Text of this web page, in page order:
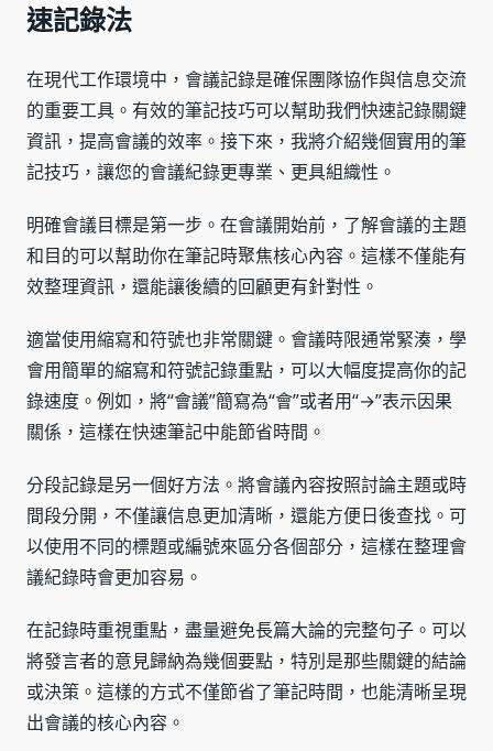
速記錄法
在現代工作環境中，會議記錄是確保團隊協作與信息交流
的重要工具。有效的筆記技巧可以幫助我們快速記錄關鍵
資訊，提高會議的效率。接下來，我將介紹幾個實用的筆
記技巧，讓您的會議紀錄更專業、更具組織性。
明確會議目標是第一步。在會議開始前，了解會議的主題
和目的可以幫助你在筆記時聚焦核心內容。這樣不僅能有
效整理資訊，還能讓後續的回顧更有針對性。
適當使用縮寫和符號也非常關鍵。會議時限通常緊湊，學
會用簡單的縮寫和符號記錄重點，可以大幅度提高你的記
錄速度。例如，將“會議”簡寫為“會”或者用“→”表示因果
關係，這樣在快速筆記中能節省時間。
分段記錄是另一個好方法。將會議內容按照討論主題或時
間段分開，不僅讓信息更加清晰，還能方便日後查找。可
以使用不同的標題或編號來區分各個部分，這樣在整理會
議紀錄時會更加容易。
在記錄時重視重點，盡量避免長篇大論的完整句子。可以
將發言者的意見歸納為幾個要點，特別是那些關鍵的結論
或決策。這樣的方式不僅節省了筆記時間，也能清晰呈現
出會議的核心內容。